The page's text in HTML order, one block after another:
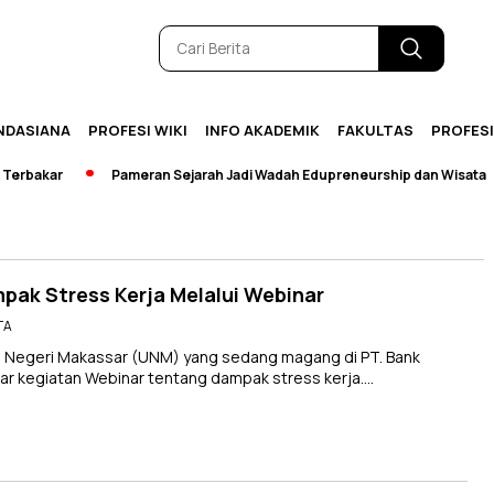
PROFESI WIKI INFO AKADEMIK FAKULTAS
Pameran Sejarah Jadi Wadah Edupreneurship dan Wisata
Stress Kerja Melalui Webinar
Makassar (UNM) yang sedang magang di PT. Bank
kegiatan Webinar tentang dampak stress kerja….